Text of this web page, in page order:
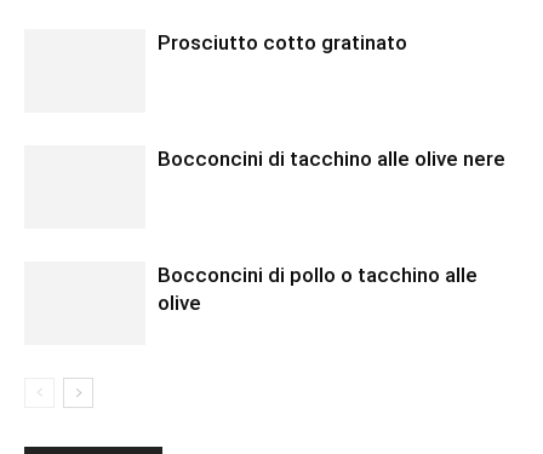
Prosciutto cotto gratinato
Bocconcini di tacchino alle olive nere
Bocconcini di pollo o tacchino alle
olive